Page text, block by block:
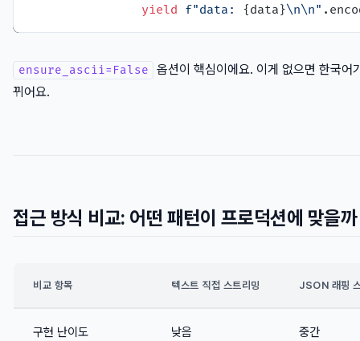
yield f"data: {data}\n\n"
ensure_ascii=False
옵션이 핵심이에요. 이게 없으면 한국어
뀌어요.
접근 방식 비교: 어떤 패턴이 프로덕션에 맞을까
비교 항목 텍스트 직접 스트리밍 JSON 래핑
구현 난이도 낮음 중간